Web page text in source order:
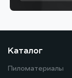
Каталог
Пиломатериалы